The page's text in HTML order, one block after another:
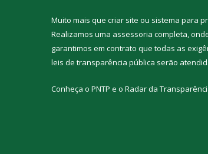
Muito mais que criar site ou sistema para
Realizamos uma assessoria completa,
garantimos em contrato que todas as
leis de transparência pública serão
Conheça o PNTP e o Radar da